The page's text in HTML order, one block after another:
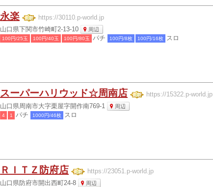
永楽 https://30110.p-world.jp
山口県下関市竹崎町2-13-10 周辺
100円/25玉 100円/40玉 100円/80玉 パチ 100円/8枚 100円/16枚 スロ
スーパーハリウッド☆周南店 https://15322.p-world.jp
山口県周南市大字栗屋字開作南769-1 周辺
4 1 パチ 1000円/46枚 スロ
ＲＩＴＺ防府店 https://23051.p-world.jp
山口県防府市開出西町24-8 周辺